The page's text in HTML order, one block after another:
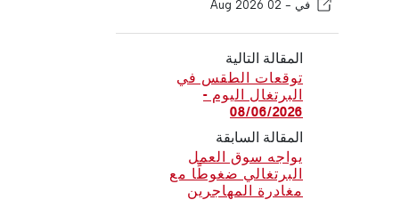
في - 02 Aug 2026
المقالة التالية
توقعات الطقس في
البرتغال اليوم -
08/06/2026
المقالة السابقة
يواجه سوق العمل
البرتغالي ضغوطًا مع
مغادرة المهاجرين